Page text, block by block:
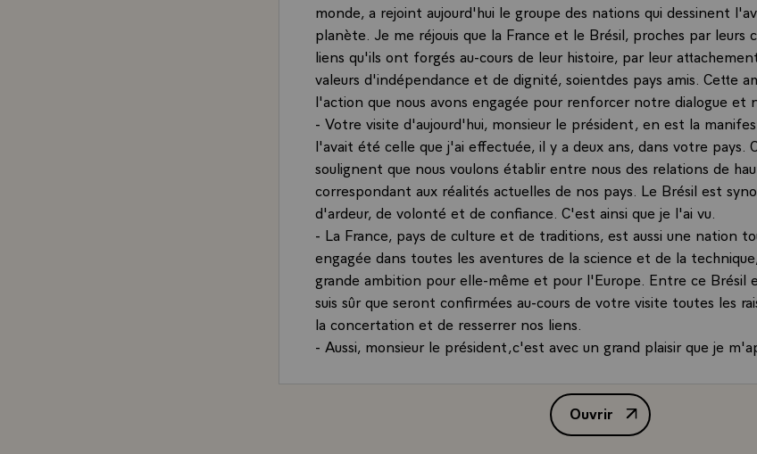
monde, a rejoint aujourd'hui le groupe des nations qui dessinent
planète. Je me réjouis que la France et le Brésil, proches par leurs
liens qu'ils ont forgés au-cours de leur histoire, par leur
valeurs d'indépendance et de dignité, soientdes pays amis. Cette
l'action que nous avons engagée pour renforcer notre dialogue et
- Votre visite d'aujourd'hui, monsieur le président, en est la
l'avait été celle que j'ai effectuée, il y a deux ans, dans votre pays.
soulignent que nous voulons établir entre nous des relations de
correspondant aux réalités actuelles de nos pays. Le Brésil est
d'ardeur, de volonté et de confiance. C'est ainsi que je l'ai vu.
- La France, pays de culture et de traditions, est aussi une nation
engagée dans toutes les aventures de la science et de la
grande ambition pour elle-même et pour l'Europe. Entre ce Brésil
suis sûr que seront confirmées au-cours de votre visite toutes les
la concertation et de resserrer nos liens.
- Aussi, monsieur le président,c'est avec un grand plaisir que je
exprime la plus cordiale des bienvenues ainsi qu'à Mme
Ouvrir
Allocution prononcée par